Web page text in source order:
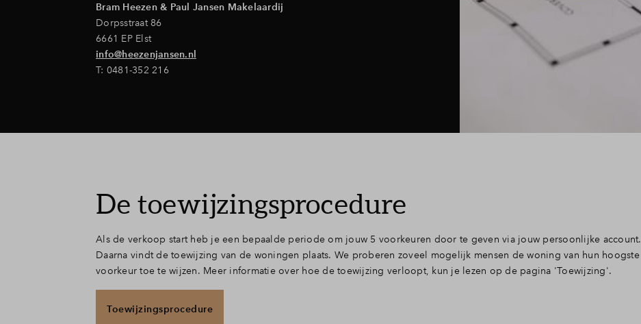
Bram Heezen & Paul Jansen Makelaardij
Dorpsstraat 86
6661 EP Elst
info@heezenjansen.nl
T: 0481-352 216
De toewijzingsprocedure
Als de verkoop start heb je een bepaalde periode om jouw 5 voorkeuren door te geven via jouw persoonlijke account.
Daarna vindt de toewijzing van de woningen plaats. We proberen zoveel mogelijk mensen de woning van hun hoogste
voorkeur toe te wijzen. Meer informatie over hoe de toewijzing verloopt, kun je lezen op de pagina 'Toewijzing'.
Toewijzingsprocedure